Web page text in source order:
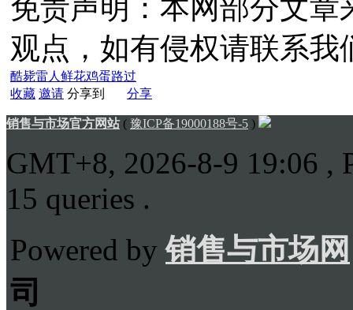
免责声明：本网部分文
观点，如有侵权请联系我
酷毙雷人 鲜花鸡蛋路过
收藏 邀请 分享到 分享
销售与市场官方网站( 豫ICP备19000188号-5 )
GMT+8, 2026-8-9 19:06 ,
15 queries .
Powered by销售与市场网
司